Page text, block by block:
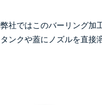
弊社ではこのバーリング加
タンクや蓋にノズルを直接